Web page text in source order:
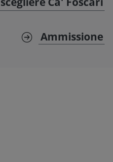
Ammissione